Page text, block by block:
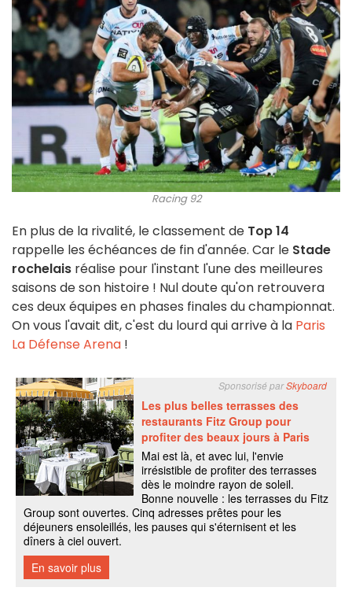
Racing 92
En plus de la rivalité, le classement de Top 14
rappelle les échéances de fin d'année. Car le Stade
rochelais réalise pour l'instant l'une des meilleures
saisons de son histoire ! Nul doute qu'on retrouvera
ces deux équipes en phases finales du championnat.
On vous l'avait dit, c'est du lourd qui arrive à la Paris
La Défense Arena !